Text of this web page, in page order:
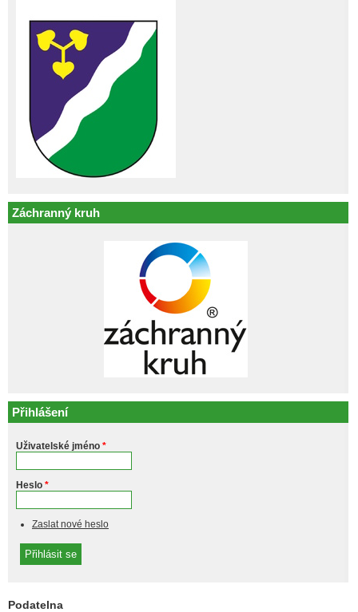
Záchranný kruh
Přihlášení
Uživatelské jméno *
Heslo *
Zaslat nové heslo
Podatelna